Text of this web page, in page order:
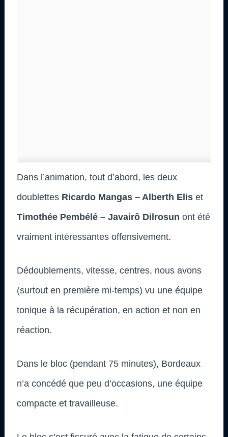
Dans l’animation, tout d’abord, les deux
doublettes Ricardo Mangas – Alberth Elis et
Timothée Pembélé – Javairô Dilrosun ont été
vraiment intéressantes offensivement.
Dédoublements, vitesse, centres, nous avons
(surtout en première mi-temps) vu une équipe
tonique à la récupération, en action et non en
réaction.
Dans le bloc (pendant 75 minutes), Bordeaux
n’a concédé que peu d’occasions, une équipe
compacte et travailleuse.